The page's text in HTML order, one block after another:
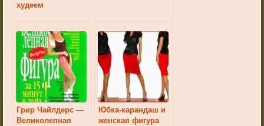
худеем
Грир Чайлдерс —
Великолепная
Юбка-карандаш и
женская фигура